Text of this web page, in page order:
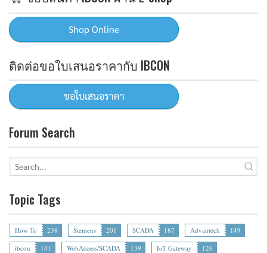
ติดต่อขอใบเสนอราคากับ IBCON
Forum Search
Topic Tags
How To 238 Siemens 201 SCADA 187 Advantech
149
ibcon
141 WebAccess/SCADA 139 IoT Gateway
126